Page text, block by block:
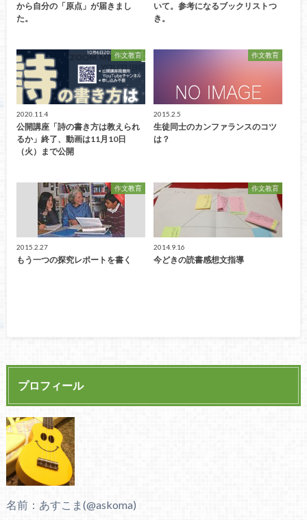
から自分の「原点」が届きまし
た。
いて。参考になるブックリストつ
き。
作文教育
2020.11.4
公開講座「詩の書き方は教えられ
るか」終了、動画は11月10日
（火）まで公開
作文教育
2015.2.5
生徒同士のカンファランスのコツ
は？
作文教育
2015.2.27
もう一つの探究レポートを書く
作文教育
2014.9.16
今どきの読書感想文指導
プロフィール
名前：あすこま(@askoma)